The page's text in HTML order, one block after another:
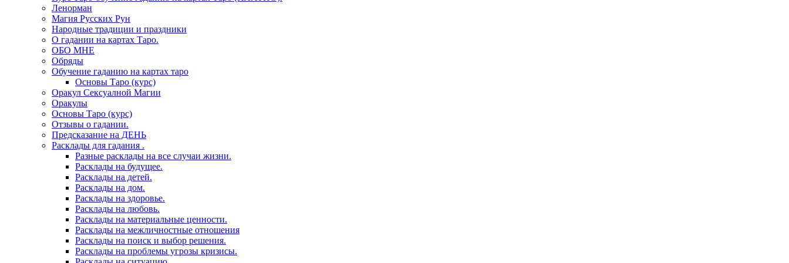
Ленорман
Магия Русских Рун
Народные традиции и праздники
О гадании на картах Таро.
ОБО МНЕ
Обряды
Обучение гаданию на картах таро
Основы Таро (курс)
Оракул Сексуалной Магии
Оракулы
Основы Таро (курс)
Отзывы о гадании.
Предсказание на ДЕНЬ
Расклады для гадания .
Разные расклады на все случаи жизни.
Расклады на будущее.
Расклады на детей.
Расклады на дом.
Расклады на здоровье.
Расклады на любовь.
Расклады на материальные ценности.
Расклады на межличностные отношения
Расклады на поиск и выбор решения.
Расклады на проблемы угрозы кризисы.